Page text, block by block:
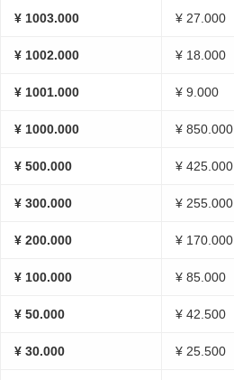
¥ 1003.000 ¥ 27.000
¥ 1002.000 ¥ 18.000
¥ 1001.000 ¥ 9.000
¥ 1000.000 ¥ 850.000
¥ 500.000 ¥ 425.000
¥ 300.000 ¥ 255.000
¥ 200.000 ¥ 170.000
¥ 100.000 ¥ 85.000
¥ 50.000 ¥ 42.500
¥ 30.000 ¥ 25.500